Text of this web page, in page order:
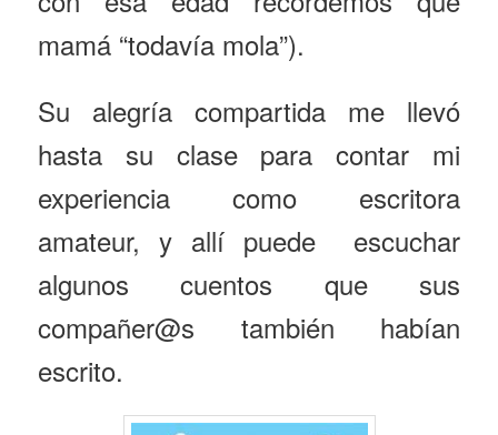
mamá “todavía mola”).
Su alegría compartida me llevó
hasta su clase para contar mi
experiencia como escritora
amateur, y allí puede escuchar
algunos cuentos que sus
compañer@s también habían
escrito.